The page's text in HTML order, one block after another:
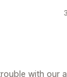
with our